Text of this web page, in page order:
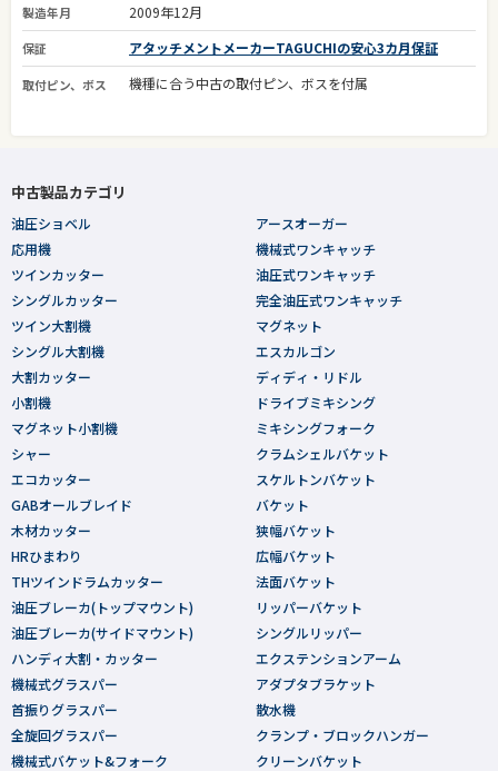
製造年月 2009年12月
保証 アタッチメントメーカーTAGUCHIの安心3カ月保証
取付ピン、ボス 機種に合う中古の取付ピン、ボスを付属
中古製品カテゴリ
油圧ショベル
応用機
ツインカッター
シングルカッター
ツイン大割機
シングル大割機
大割カッター
小割機
マグネット小割機
シャー
エコカッター
GABオールブレイド
木材カッター
HRひまわり
THツインドラムカッター
油圧ブレーカ(トップマウント)
油圧ブレーカ(サイドマウント)
ハンディ大割・カッター
機械式グラスパー
首振りグラスパー
全旋回グラスパー
機械式バケット&フォーク
アースオーガー
機械式ワンキャッチ
油圧式ワンキャッチ
完全油圧式ワンキャッチ
マグネット
エスカルゴン
ディディ・リドル
ドライブミキシング
ミキシングフォーク
クラムシェルバケット
スケルトンバケット
バケット
狭幅バケット
広幅バケット
法面バケット
リッパーバケット
シングルリッパー
エクステンションアーム
アダプタブラケット
散水機
クランプ・ブロックハンガー
クリーンバケット